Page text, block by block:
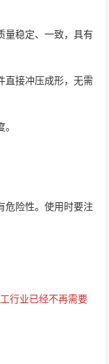
量稳定、一致，具有
直接冲压成形，无需
危险性。使用时要注
行业已经不再需要